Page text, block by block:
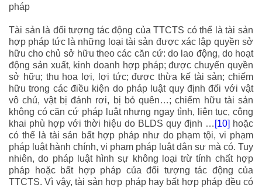
pháp
Tài sản là đối tượng tác động của TTCTS có thể là tài sản
hợp pháp tức là những loại tài sản được xác lập quyền sở
hữu cho chủ sở hữu theo các căn cứ: do lao động, do hoạt
động sản xuất, kinh doanh hợp pháp; được chuyển quyền
sở hữu; thu hoa lợi, lợi tức; được thừa kế tài sản; chiếm
hữu trong các điều kiện do pháp luật quy định đối với vật
vô chủ, vật bị đánh rơi, bị bỏ quên…; chiếm hữu tài sản
không có căn cứ pháp luật nhưng ngay tình, liên tục, công
khai phù hợp với thời hiệu do BLDS quy định … [10] hoặc
có thể là tài sản bất hợp pháp như do phạm tội, vi phạm
pháp luật hành chính, vi phạm pháp luật dân sự mà có. Tuy
nhiên, do pháp luật hình sự không loại trừ tính chất hợp
pháp hoặc bất hợp pháp của đối tượng tác động của
TTCTS. Vì vậy, tài sản hợp pháp hay bất hợp pháp đều có